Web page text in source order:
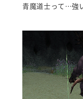
青魔道士って…強